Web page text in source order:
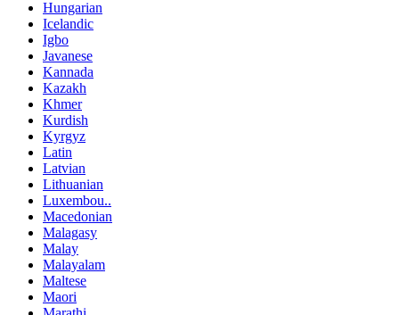
Hungarian
Icelandic
Igbo
Javanese
Kannada
Kazakh
Khmer
Kurdish
Kyrgyz
Latin
Latvian
Lithuanian
Luxembou..
Macedonian
Malagasy
Malay
Malayalam
Maltese
Maori